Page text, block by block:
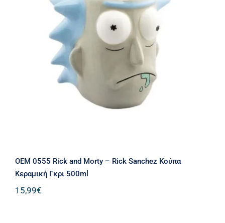
OEM 0555 Rick and Morty – Rick
Sanchez Κούπα Κεραμική Γκρι 500ml
OEM 0555 Rick and Morty – Rick Sanchez Κούπα
Κεραμική Γκρι 500ml
15,99€